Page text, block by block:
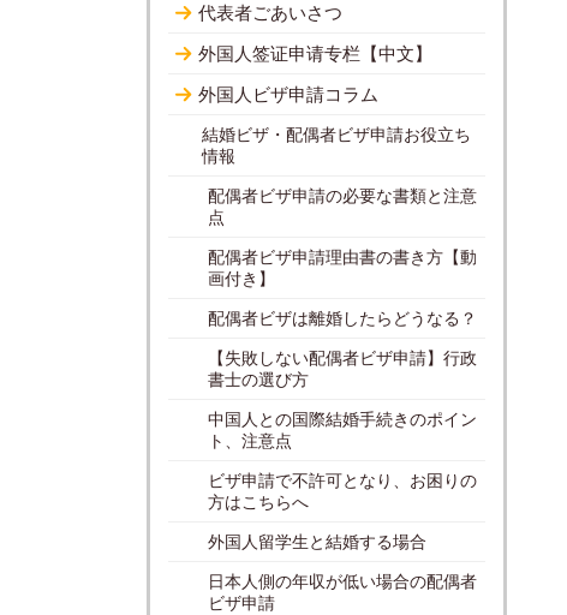
代表者ごあいさつ
外国人签证申请专栏【中文】
外国人ビザ申請コラム
結婚ビザ・配偶者ビザ申請お役立ち
情報
配偶者ビザ申請の必要な書類と注意
点
配偶者ビザ申請理由書の書き方【動
画付き】
配偶者ビザは離婚したらどうなる？
【失敗しない配偶者ビザ申請】行政
書士の選び方
中国人との国際結婚手続きのポイン
ト、注意点
ビザ申請で不許可となり、お困りの
方はこちらへ
外国人留学生と結婚する場合
日本人側の年収が低い場合の配偶者
ビザ申請